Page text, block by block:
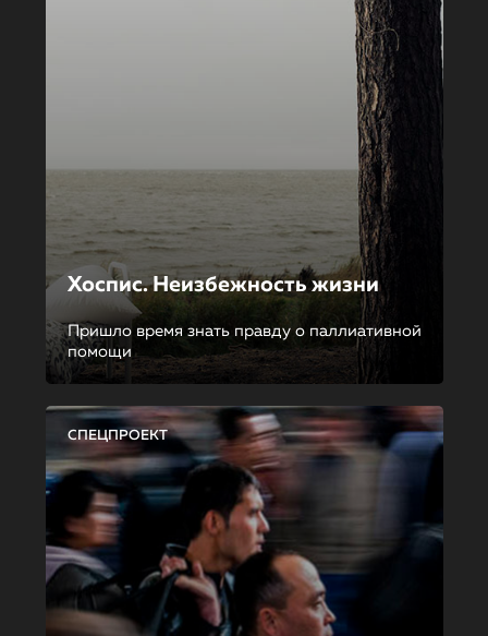
Хоспис. Неизбежность жизни
Пришло время знать правду о паллиативной
помощи
СПЕЦПРОЕКТ